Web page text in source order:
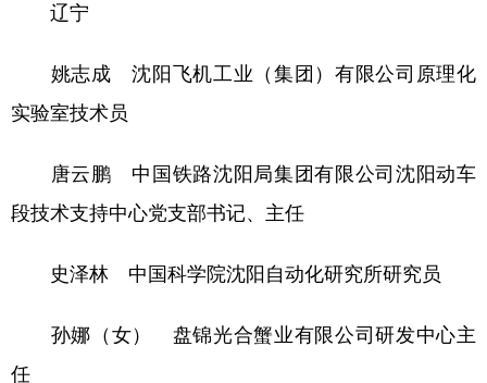
辽宁
姚志成 沈阳飞机工业（集团）有限公司原理化
实验室技术员
唐云鹏 中国铁路沈阳局集团有限公司沈阳动车
段技术支持中心党支部书记、主任
史泽林 中国科学院沈阳自动化研究所研究员
孙娜（女） 盘锦光合蟹业有限公司研发中心主
任